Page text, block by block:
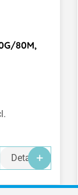
80M,
Details